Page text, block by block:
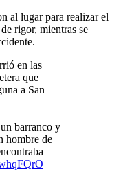
al lugar para realizar el
rigor, mientras se
en las
que
a San
barranco y
hombre de